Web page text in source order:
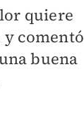
quiere
comentó
buena